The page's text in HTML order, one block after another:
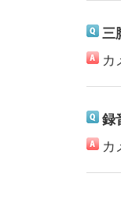
三
カ
録
カ